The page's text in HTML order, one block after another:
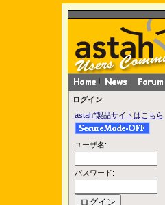
ログイン
astah*製品サイトはこちら
ユーザ名:
パスワード: